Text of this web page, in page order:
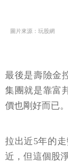
圖片來源：玩股網
最後是壽險金
集團就是靠富
價也剛好而已。
拉出近5年的
近，但這個股